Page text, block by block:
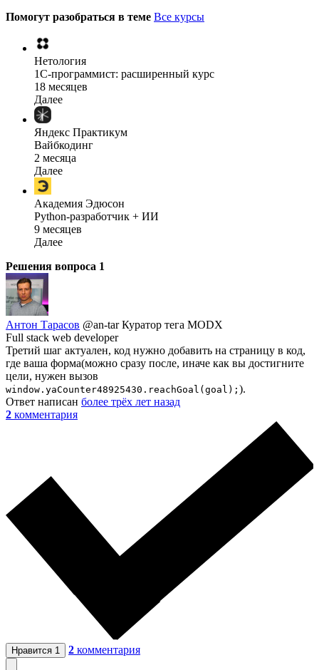
Помогут разобраться в теме Все курсы
Нетология
1C-программист: расширенный курс
18 месяцев
Далее
Яндекс Практикум
Вайбкодинг
2 месяца
Далее
Академия Эдюсон
Python-разработчик + ИИ
9 месяцев
Далее
Решения вопроса 1
Антон Тарасов @an-tarКуратор тега MODX
Full stack web developer
Третий шаг актуален, код нужно добавить на страницу в код,
где ваша форма(можно сразу после, иначе как вы достигните
цели, нужен вызов
window.yaCounter48925430.reachGoal(goal); ).
Ответ написан более трёх лет назад
2 комментария
Нравится 1 2 комментария